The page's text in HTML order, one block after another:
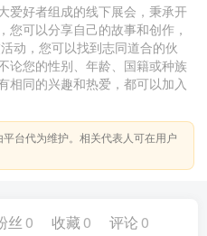
爱好者组成的线下展会，秉承开
您可以分享自己的故事和创作，
动，您可以找到志同道合的伙
论您的性别、年龄、国籍或种族
相同的兴趣和热爱，都可以加入
台代为维护。相关代表人可在用户
丝 0 收藏 0 评论 0